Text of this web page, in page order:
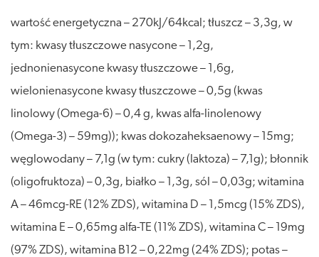
wartość energetyczna – 270kJ/64kcal; tłuszcz – 3,3g, w
tym: kwasy tłuszczowe nasycone – 1,2g,
jednonienasycone kwasy tłuszczowe – 1,6g,
wielonienasycone kwasy tłuszczowe – 0,5g (kwas
linolowy (Omega-6) – 0,4 g, kwas alfa-linolenowy
(Omega-3) – 59mg)); kwas dokozaheksaenowy – 15mg;
węglowodany – 7,1g (w tym: cukry (laktoza) – 7,1g); błonnik
(oligofruktoza) – 0,3g, białko – 1,3g, sól – 0,03g; witamina
A – 46mcg-RE (12% ZDS), witamina D – 1,5mcg (15% ZDS),
witamina E – 0,65mg alfa-TE (11% ZDS), witamina C – 19mg
(97% ZDS), witamina B12 – 0,22mg (24% ZDS); potas –